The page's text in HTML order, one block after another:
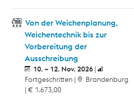
Von der Weichenplanung,
Weichentechnik bis zur
Vorbereitung der
Ausschreibung
10. – 12. Nov. 2026
Fortgeschritten
Brandenburg
€ 1.673,00